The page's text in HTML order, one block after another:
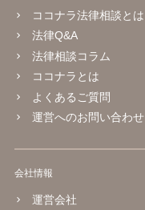
ココナラ法律相談とは
法律Q&A
法律相談コラム
ココナラとは
よくあるご質問
運営へのお問い合わせ
会社情報
運営会社